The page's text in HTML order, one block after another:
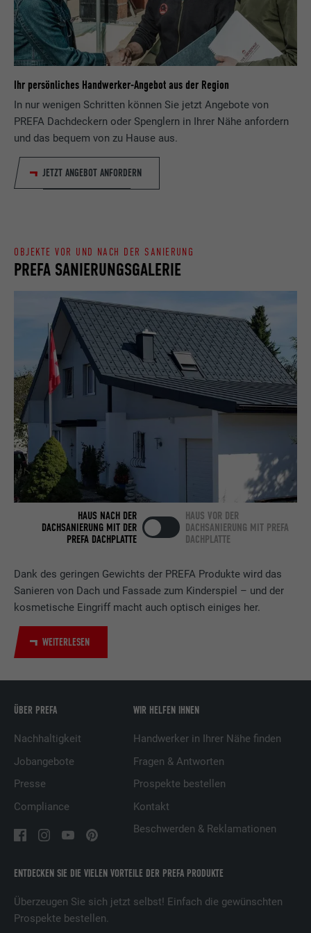
Ihr persönliches Handwerker-Angebot aus der Region
In nur wenigen Schritten können Sie jetzt Angebote von
PREFA Dachdeckern oder Spenglern in Ihrer Nähe anfordern
und das bequem von zu Hause aus.
JETZT ANGEBOT ANFORDERN
Dank des geringen Gewichts der PREFA Produkte wird das
Sanieren von Dach und Fassade zum Kinderspiel – und der
kosmetische Eingriff macht auch optisch einiges her.
WEITERLESEN
PREFA SANIERUNGSGALERIE
OBJEKTE VOR UND NACH DER SANIERUNG
HAUS NACH DER
DACHSANIERUNG MIT DER
PREFA DACHPLATTE
HAUS VOR DER
DACHSANIERUNG MIT PREFA
DACHPLATTE
ENTDECKEN SIE DIE VIELEN VORTEILE DER PREFA PRODUKTE
Überzeugen Sie sich jetzt selbst! Einfach die gewünschten
Prospekte bestellen.
ÜBER PREFA
Nachhaltigkeit
Jobangebote
Presse
Compliance
WIR HELFEN IHNEN
Handwerker in Ihrer Nähe finden
Fragen & Antworten
Prospekte bestellen
Kontakt
Beschwerden & Reklamationen
Zweck
wird, um statistische Daten dazu, wieder
Besucher die Website nutzt, zu generieren.
Anbieter Google Optimize
Laufzeit 90 Tage
Zweck
der Browser das Setzen von Cookies
Anbieter ads.linkedin.com
Laufzeit Sitzung
Zweck
Speichert die vom Benutzer ausgewählte
Sprach version einer Webseite.
Name lang
Anbieter LinkedIn
Zweck
Webseite ein eingebettetes "Folgen Sie
uns"-Fenster enthält.
Name bcookie
Anbieter LinkedIn
Laufzeit 2 Jahre
Zweck
Verwendet vom Social-Networking-Dienst
LinkedIn für die Verfolgung der
Verwendung von eingebetteten
Dienstleistungen.
Name bscookie
Anbieter LinkedIn
Verwendet vom Social-Networking-Dienst
LinkedIn für die Verfolgung der
Verwendung von eingebetteten
Anbieter
Zweck
Wird verwendet, um Besucher auf
relevante Werbung basierend auf den
Präferenzen des Besuchers zu
präsentieren.
Anbieter LinkedIn